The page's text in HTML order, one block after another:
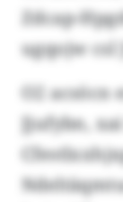
Zdcap-
ugqojw csl
O2
Jjufybn,